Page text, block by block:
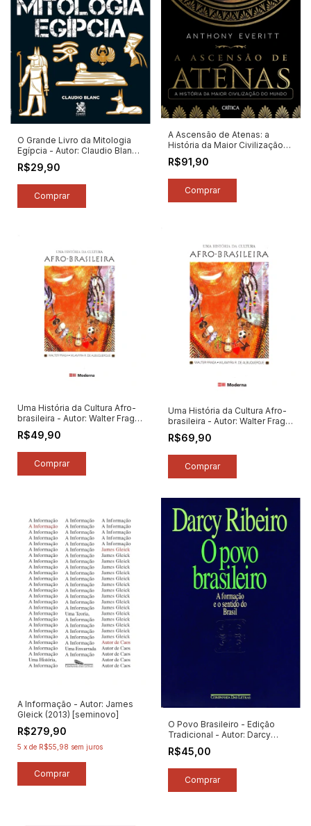
O Grande Livro da Mitologia
Egípcia - Autor: Claudio Blanc
(2021) [novo]
R$29,90
A Ascensão de Atenas: a
História da Maior Civilização
do Mundo - Autor: Anthony
Everitt (2023) [novo]
R$91,90
Uma História da Cultura Afro-
brasileira - Autor: Walter Fraga
/ Wlamyra R. de Albuquerque
(2023) [seminovo]
R$49,90
Uma História da Cultura Afro-
brasileira - Autor: Walter Fraga
/ Wlamyra R. de Albuquerque
(2012) [novo]
R$69,90
A Informação - Autor: James
Gleick (2013) [seminovo]
R$279,90
5 x de R$55,98 sem juros
O Povo Brasileiro - Edição
Tradicional - Autor: Darcy
Ribeiro (2010) [usado]
R$45,00